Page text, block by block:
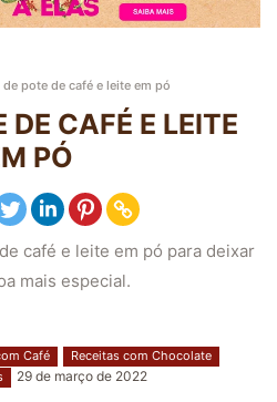
de pote de café e leite em pó
DE CAFÉ E LEITE
PÓ
café e leite em pó para deixar
mais especial.
Café
Receitas com Chocolate
29 de março de 2022